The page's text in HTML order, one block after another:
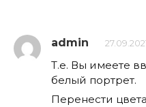
admin
Т.е. Вы имеете
белый портрет.
Перенести